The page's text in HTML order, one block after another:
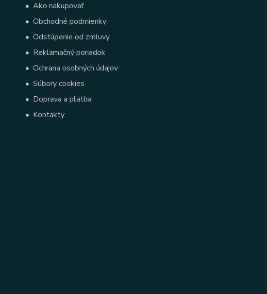
• Ako nakupovať
• Obchodné podmienky
• Odstúpenie od zmluvy
• Reklamačný poriadok
• Ochrana osobných údajov
• Súbory cookies
• Doprava a platba
• Kontakty